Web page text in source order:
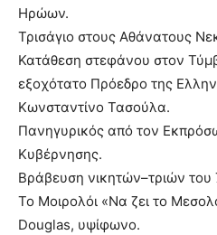
Ηρώων.
Τρισάγιο στους Αθάνατους
Κατάθεση στεφάνου στον
εξοχότατο Πρόεδρο της
Κωνσταντίνο Τασούλα.
Πανηγυρικός από τον
Κυβέρνησης.
Βράβευση νικητών–τριών
Το Μοιρολόι «Να ζει το
Douglas, υψίφωνο.